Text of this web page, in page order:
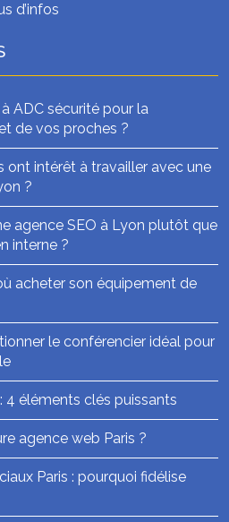
d’infos
ADC sécurité pour la
de vos proches ?
ont intérêt à travailler avec une
?
agence SEO à Lyon plutôt que
interne ?
acheter son équipement de
le conférencier idéal pour
4 éléments clés puissants
agence web Paris ?
Paris : pourquoi fidélise